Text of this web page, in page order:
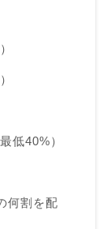
低40%）
何割を配